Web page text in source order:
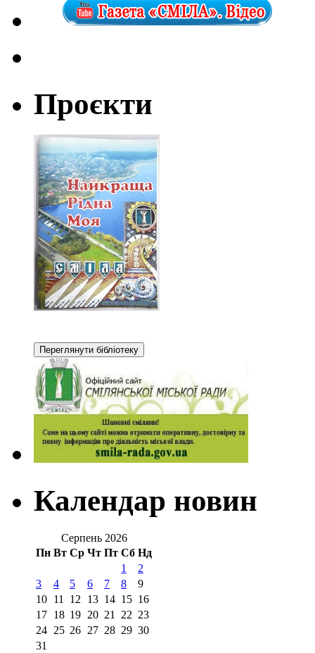
Проєкти
Календар новин
Серпень 2026
Пн Вт Ср Чт Пт Сб Нд
1
2
3
4 5 6 7 8
9
10 11 12 13 14 15 16
17 18 19 20 21 22 23
24 25 26 27 28 29 30
31